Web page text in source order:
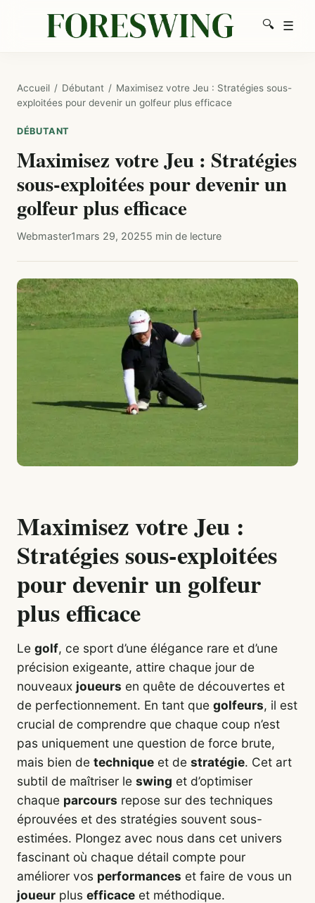
🔍
☰
Accueil / Débutant / Maximisez votre Jeu : Stratégies sous-
exploitées pour devenir un golfeur plus efficace
DÉBUTANT
Maximisez votre Jeu : Stratégies
sous-exploitées pour devenir un
golfeur plus efficace
Webmaster1mars 29, 20255 min de lecture
Maximisez votre Jeu :
Stratégies sous-exploitées
pour devenir un golfeur
plus efficace
Le golf, ce sport d’une élégance rare et d’une
précision exigeante, attire chaque jour de
nouveaux joueurs en quête de découvertes et
de perfectionnement. En tant que golfeurs, il est
crucial de comprendre que chaque coup n’est
pas uniquement une question de force brute,
mais bien de technique et de stratégie. Cet art
subtil de maîtriser le swing et d’optimiser
chaque parcours repose sur des techniques
éprouvées et des stratégies souvent sous-
estimées. Plongez avec nous dans cet univers
fascinant où chaque détail compte pour
améliorer vos performances et faire de vous un
joueur plus efficace et méthodique.